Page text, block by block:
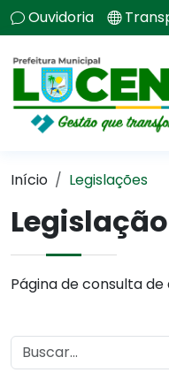
Ouvidoria
Início Legislações
Legislação
Página de consulta